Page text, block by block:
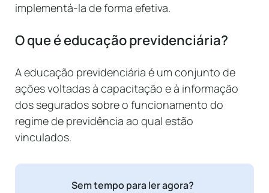
implementá-la de forma efetiva.
O que é educação previdenciária?
A educação previdenciária é um conjunto de
ações voltadas à capacitação e à informação
dos segurados sobre o funcionamento do
regime de previdência ao qual estão
vinculados.
Sem tempo para ler agora?